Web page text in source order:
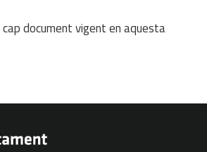
document vigent en aquesta